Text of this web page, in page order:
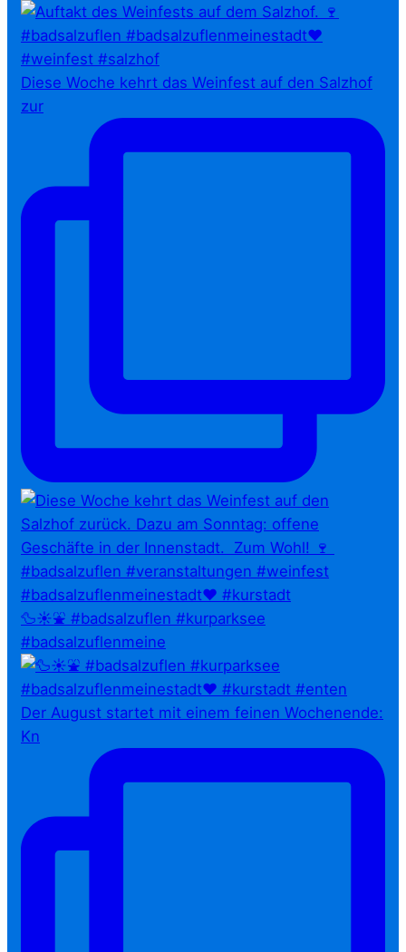
Diese Woche kehrt das Weinfest auf den Salzhof
zur
🦆☀️⛲ #badsalzuflen #kurparksee
#badsalzuflenmeine
Der August startet mit einem feinen Wochenende:
Kn